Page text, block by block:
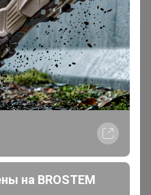
такого дивана, нигде
на BROSTEM